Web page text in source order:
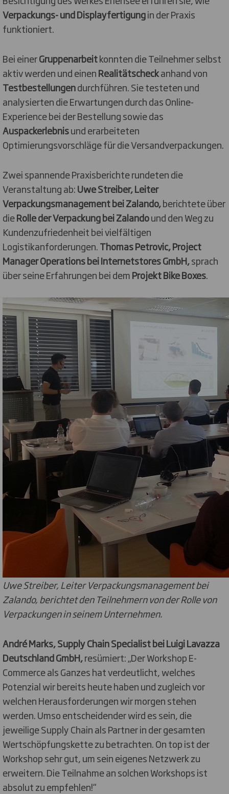
Verpackungs- und Displayfertigungin der Praxis
funktioniert.
Bei einerGruppenarbeitkonnten die Teilnehmer selbst
aktiv werden und einenRealitätscheckanhand von
Testbestellungendurchführen. Sie testeten und
analysierten die Erwartungen durch das Online-
Experience bei der Bestellung sowie das
Auspackerlebnisund erarbeiteten
Optimierungsvorschläge für die Versandverpackungen.
Zwei spannende Praxisberichte rundeten die
Veranstaltung ab:Uwe Streiber, Leiter
Verpackungsmanagement bei Zalando,berichtete über
dieRolle der Verpackung bei Zalandound den Weg zu
Kundenzufriedenheit bei vielfältigen
Logistikanforderungen.Thomas Petrovic, Project
Manager Operations bei Internetstores GmbH,sprach
über seine Erfahrungen bei demProjekt Bike Boxes.
Uwe Streiber, Leiter Verpackungsmanagement bei
Zalando, berichtet den Teilnehmern von der Rolle von
Verpackungen in seinem Unternehmen.
André Marks, Supply Chain Specialist bei Luigi Lavazza
Deutschland GmbH,resümiert: „Der Workshop E-
Commerce als Ganzes hat verdeutlicht, welches
Potenzial wir bereits heute haben und zugleich vor
welchen Herausforderungen wir morgen stehen
werden. Umso entscheidender wird es sein, die
jeweilige Supply Chain als Partner in der gesamten
Wertschöpfungskette zu betrachten. On top ist der
Workshop sehr gut, um sein eigenes Netzwerk zu
erweitern. Die Teilnahme an solchen Workshops ist
absolut zu empfehlen!“